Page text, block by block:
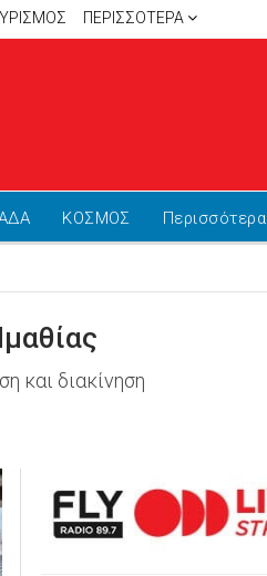
ΠΕΡΙΣΣΌΤΕΡΑ
ΚΟΣΜΟΣ Περισσότερα
και διακίνηση